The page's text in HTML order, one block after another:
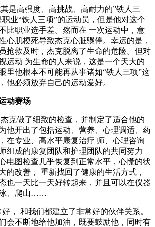
是高强度、高挑战、高耐力的”铁人三
业“铁人三项”的运动员，但是他对这个
比职业选手差。然而在 一次运动中，意
心肌梗死导致杰克心脏骤停。幸运的是，
抢救及时，杰克脱离了生命的危险。但对
运动 为生命的人来说，这是一个天大的
里他根本不可能再从事诸如“铁人三项”这
他必须放弃自己的运动爱好。
动赛场
克做了细致的检查，并制定了适合他的
他开出了包括运动、营养、心理调适、药
在专业、高水平康复治疗 师、心理咨询
组成的康复团队和护理团队的共同努力
电图检查几乎恢复到正常水平，心慌的状
的改善， 重新找回了健康的生活方式，
也一天比一天好转起来，并且可以在仪器
泳、爬山……
， 和我们都建立了非常好的伙伴关系。
会不断地给他加油，既要鼓励他，同时有